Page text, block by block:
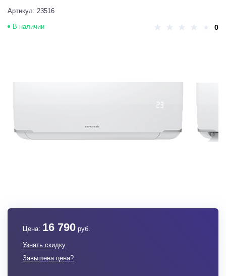
Артикул: 23516
В наличии 0
Цена: 16 790 руб.
Узнать скидку
Завышена цена?